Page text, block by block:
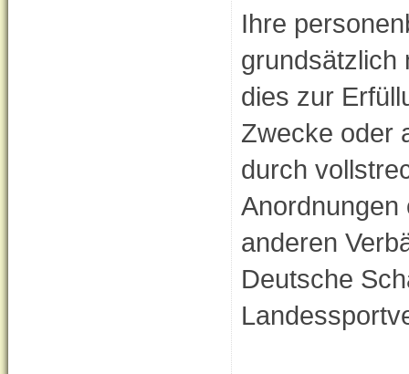
Ihre
grundsätzlich
dies zur
Zwecke oder
durch
Anordnungen
anderen
Deutsche